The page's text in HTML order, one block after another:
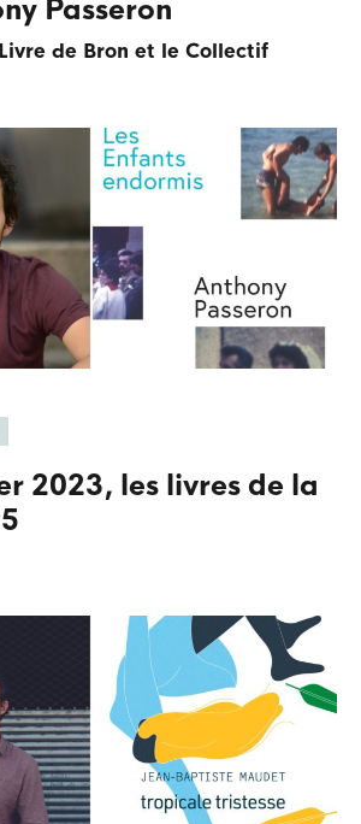
Passeron
de Bron et le Collectif
2023, les livres de la